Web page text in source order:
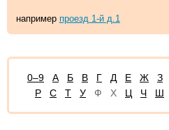
например проезд 1-й д.1
0–9 А Б В Г Д Е Ж З
Р
С Т У Ф Х Ц Ч Ш